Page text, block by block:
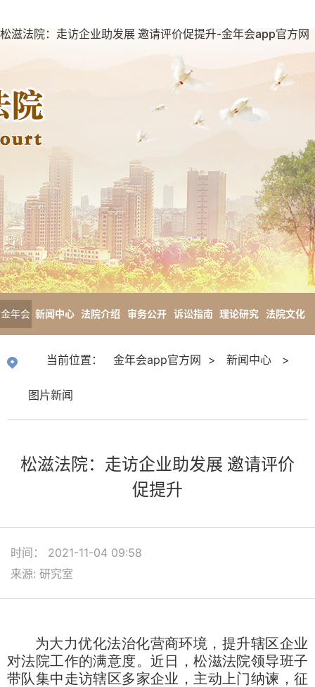
松滋法院：走访企业助发展 邀请评价促提升-金年会app官方网
金年会
方网
新闻中心 法院介绍 审务公开 诉讼指南 理论研究 法院文化
当前位置： 金年会app官方网 > 新闻中心 >
图片新闻
松滋法院：走访企业助发展 邀请评价
促提升
时间： 2021-11-04 09:58
来源: 研究室
为大力优化法治化营商环境，提升辖区企业
对法院工作的满意度。近日，松滋法院领导班子
带队集中走访辖区多家企业，主动上门纳谏，征